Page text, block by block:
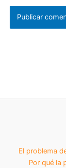
El problema
Por qué la